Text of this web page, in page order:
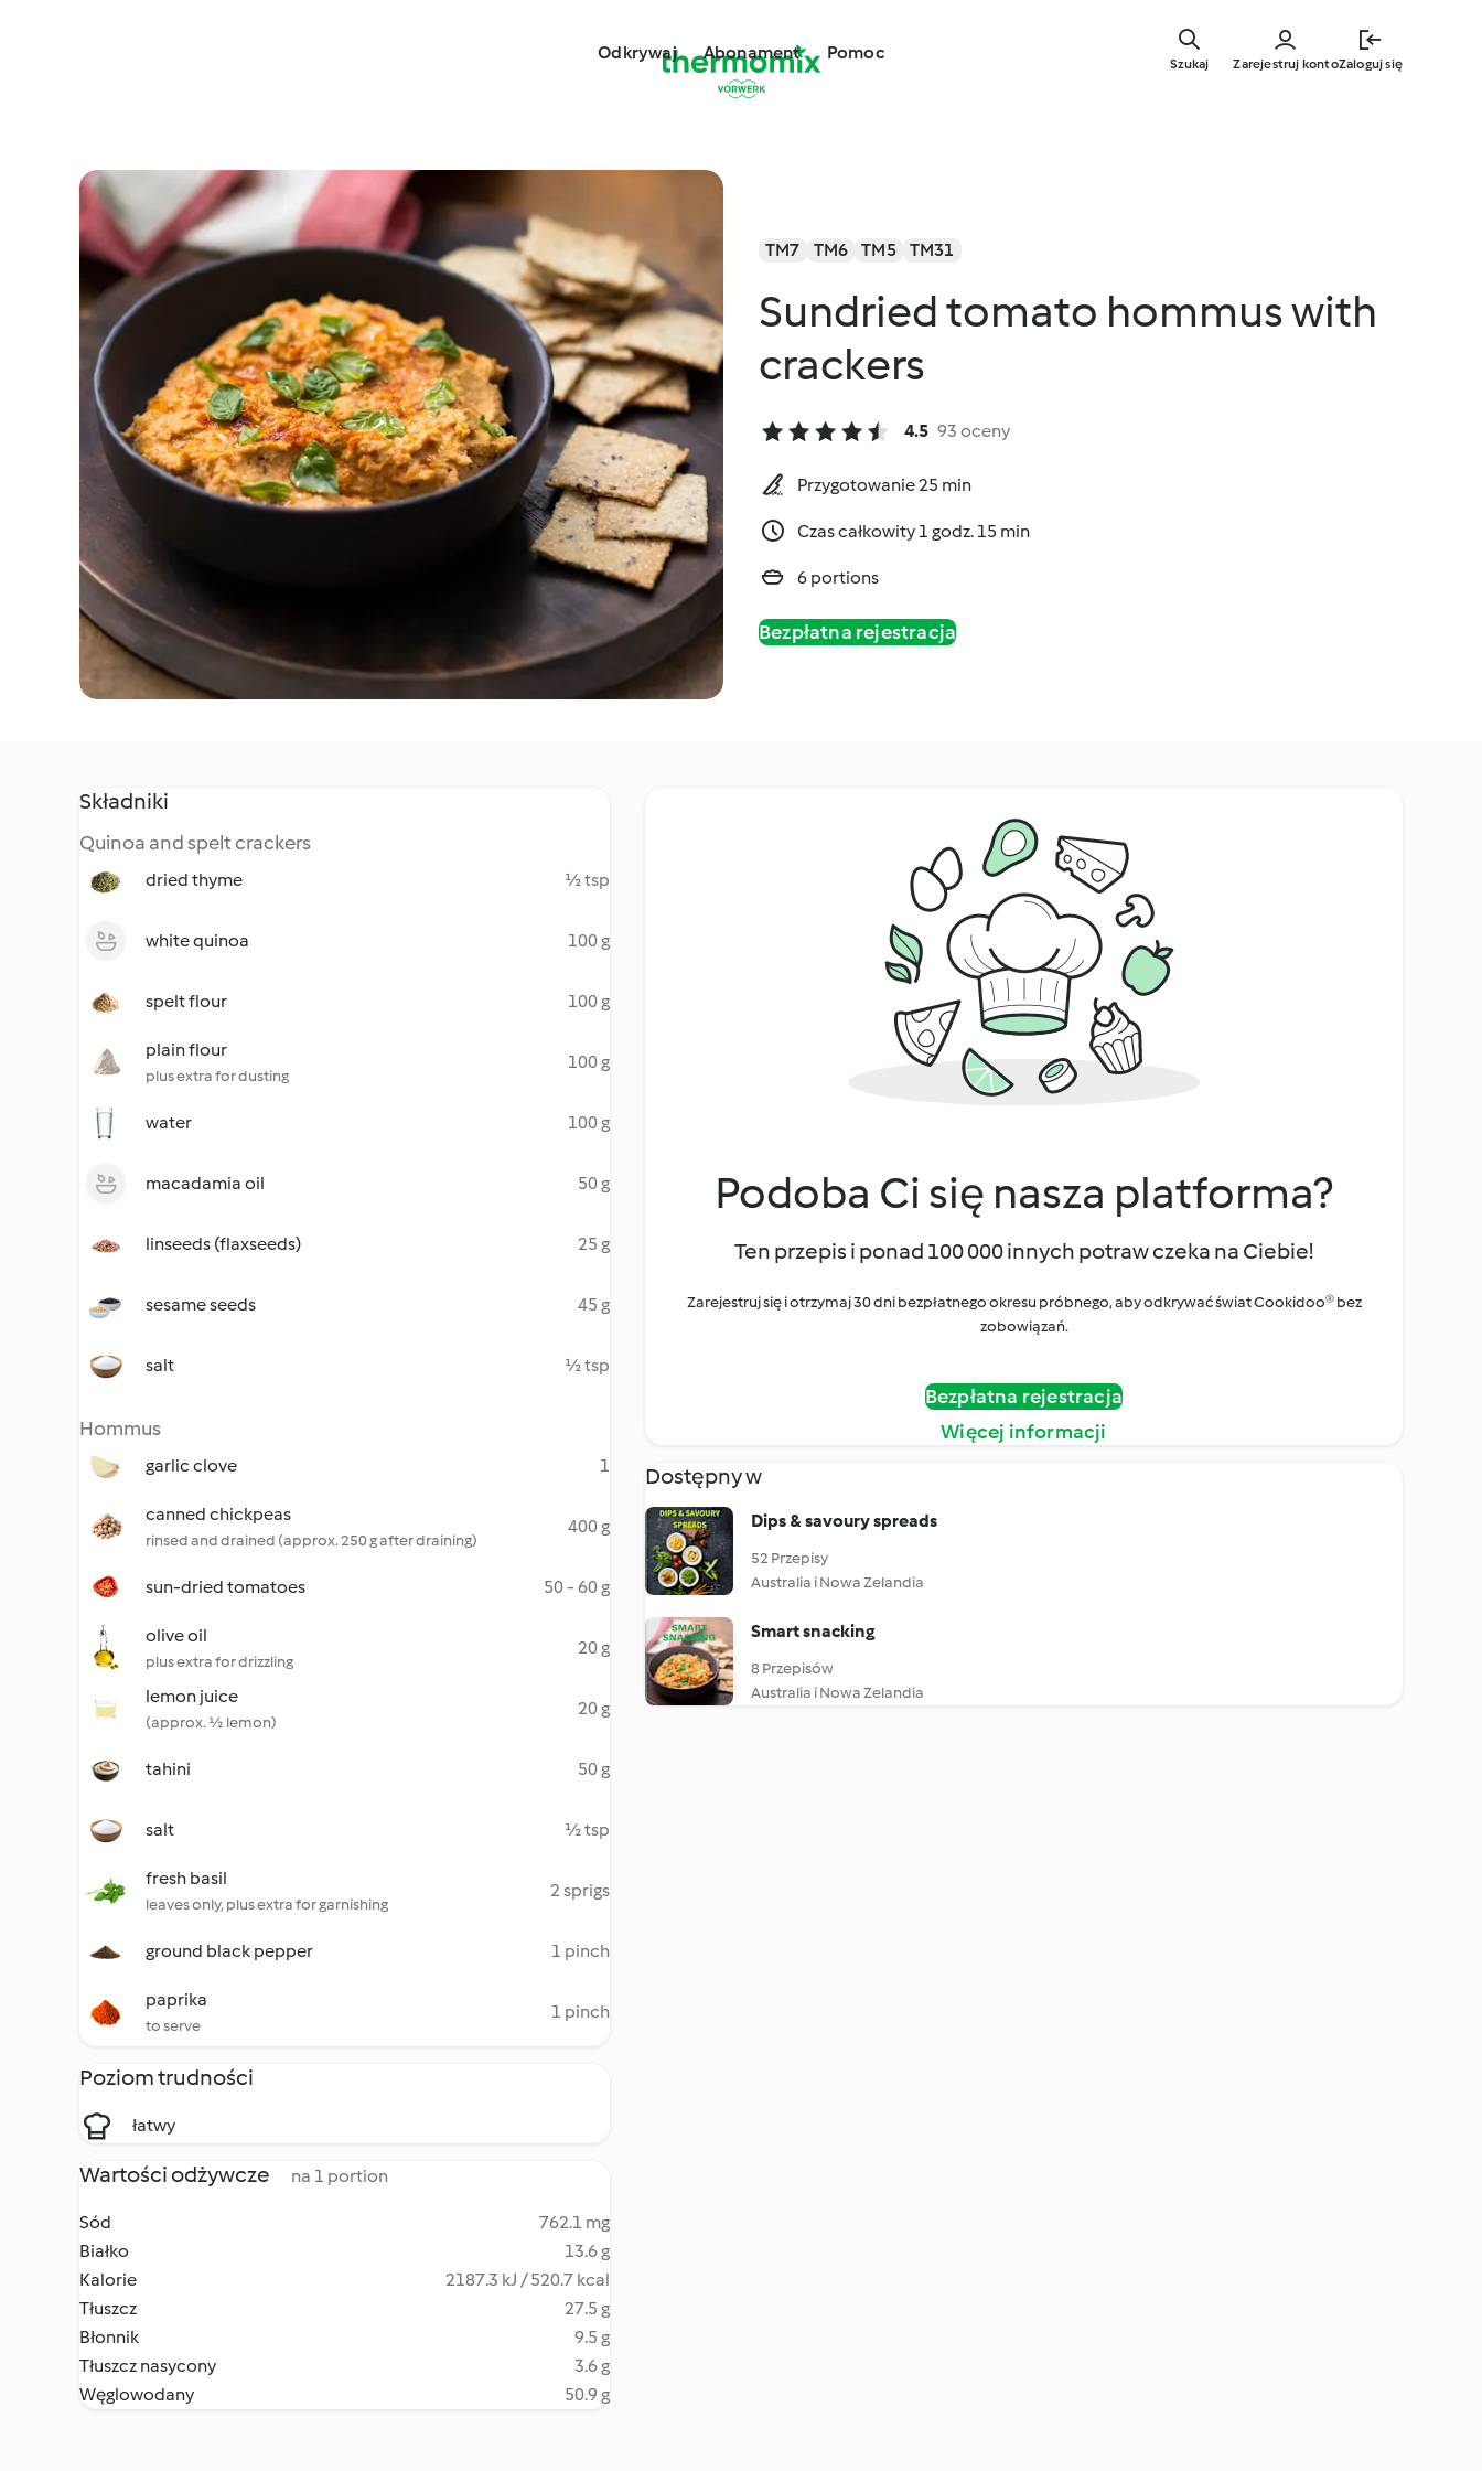
głównej
Odkrywaj Abonament Pomoc
Zarejestruj kontoZaloguj się
Szukaj
TM7 TM6 TM5 TM31
Sundried tomato hommus with
crackers
4.5 93 oceny
Przygotowanie 25 min
Czas całkowity 1 godz. 15 min
6 portions
Bezpłatna rejestracja
Składniki
Quinoa and spelt crackers
dried thyme ½ tsp
white quinoa 100 g
spelt flour 100 g
plain flour
plus extra for dusting
100 g
water 100 g
macadamia oil 50 g
linseeds (flaxseeds) 25 g
sesame seeds 45 g
salt ½ tsp
Hommus
garlic clove 1
canned chickpeas
rinsed and drained (approx. 250 g after draining)
400 g
sun-dried tomatoes 50 - 60 g
olive oil
plus extra for drizzling
20 g
lemon juice
(approx. ½ lemon)
20 g
tahini 50 g
salt ½ tsp
fresh basil
leaves only, plus extra for garnishing
2 sprigs
ground black pepper 1 pinch
paprika
to serve
1 pinch
Poziom trudności
łatwy
Wartości odżywcze na 1 portion
Sód
762.1 mg
Białko
13.6 g
Kalorie
2187.3 kJ / 520.7 kcal
Tłuszcz
27.5 g
Błonnik
9.5 g
Tłuszcz nasycony
3.6 g
Węglowodany
50.9 g
Podoba Ci się nasza platforma?
Ten przepis i ponad 100 000 innych potraw czeka na Ciebie!
Zarejestruj się i otrzymaj 30 dni bezpłatnego okresu próbnego, aby odkrywać świat Cookidoo® bez
zobowiązań.
Bezpłatna rejestracja
Więcej informacji
Dostępny w
Dips & savoury spreads
52 Przepisy
Australia i Nowa Zelandia
Smart snacking
8 Przepisów
Australia i Nowa Zelandia